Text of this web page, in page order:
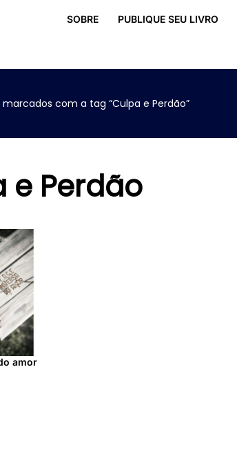
SOBRE PUBLIQUE SEU LIVRO
com a tag “Culpa e Perdão”
e Perdão
amor